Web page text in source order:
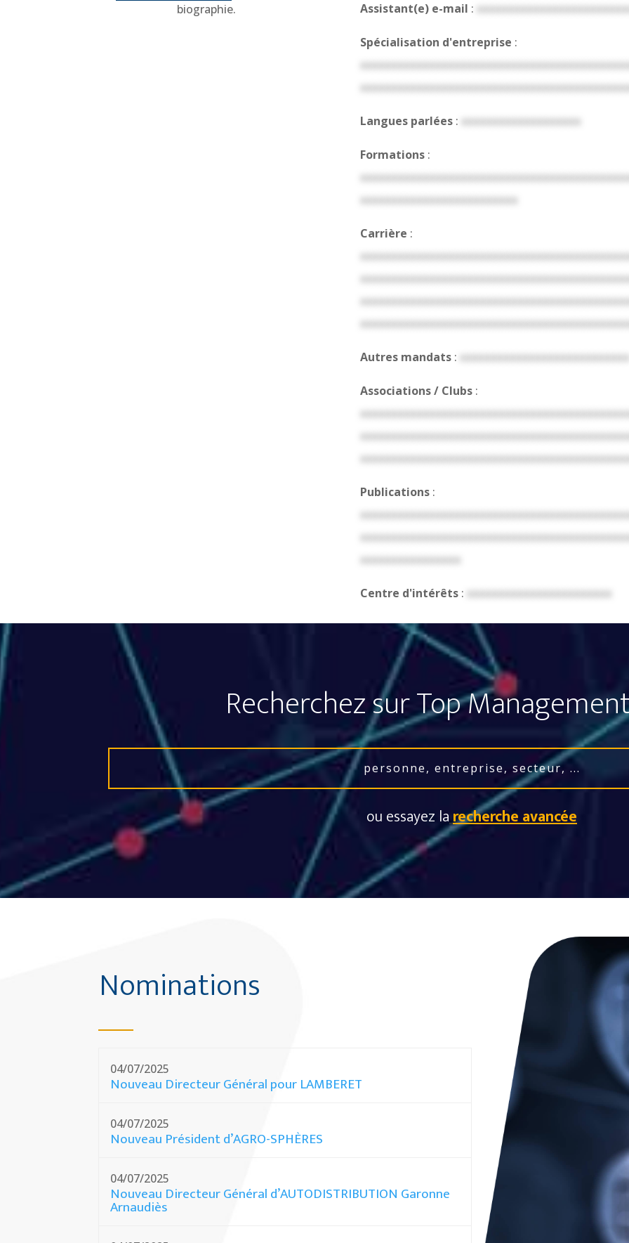
biographie.
Assistant(e) e-mail :
Spécialisation d'entreprise :
Langues parlées: xxxxxxxxxxxxxxxxxxx
Formations:
xxxxxxxxxxxxxxxxxxxxxxxxx
Carrière :
Autres mandats: xxxxxxxxxxxxxxxxxxxxxxxxxxx
Associations / Clubs:
Publications:
xxxxxxxxxxxxxxxx
Centre d'intérêts: xxxxxxxxxxxxxxxxxxxxxxx
Recherchez sur Top
ou essayez larecherche avancée
Nominations
04/07/2025
Nouveau Directeur Général pour LAMBERET
04/07/2025
Nouveau Président d’AGRO-SPHÈRES
04/07/2025
Nouveau Directeur Général d’AUTODISTRIBUTION Garonne
Arnaudiès